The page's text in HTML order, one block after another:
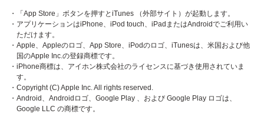
・「App Store」ボタンを押すとiTunes （外部サイト）が起動します。
・アプリケーションはiPhone、iPod touch、iPadまたはAndroidでご利用い
ただけます。
・Apple、Appleのロゴ、App Store、iPodのロゴ、iTunesは、米国および他
国のApple Inc.の登録商標です。
・iPhone商標は、アイホン株式会社のライセンスに基づき使用されていま
す。
・Copyright (C) Apple Inc. All rights reserved.
・Android、Androidロゴ、Google Play 、および Google Play ロゴは、
Google LLC の商標です。